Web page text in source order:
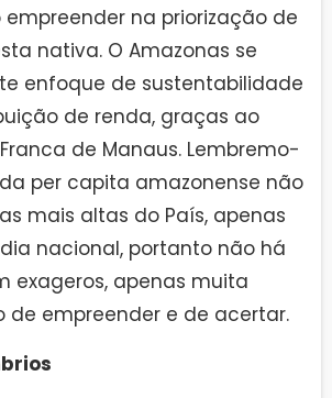
na priorização de
nativa. O Amazonas se
enfoque de sustentabilidade
de renda, graças ao
de Manaus. Lembremo-
per capita amazonense não
mais altas do País, apenas
nacional, portanto não há
exageros, apenas muita
de empreender e de acertar.